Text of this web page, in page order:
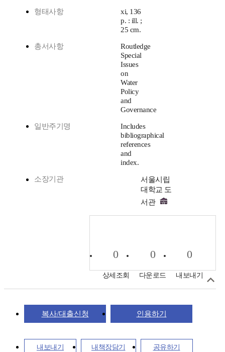
형태사항
xi, 136
p. : ill. ;
25 cm.
총서사항
Routledge
Special
Issues
on
Water
Policy
and
Governance
일반주기명
Includes
bibliographical
references
and
index.
소장기관
서울시립
대학교 도
서관
0
상세조회
0
다운로드
0
내보내기
복사/대출신청 인용하기
내보내기 내책장담기 공유하기